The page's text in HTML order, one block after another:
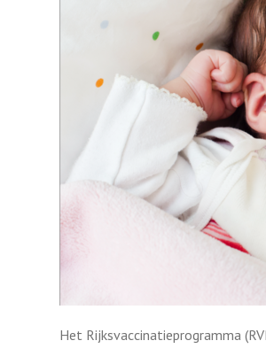
Het Rijksvaccinatieprogramma